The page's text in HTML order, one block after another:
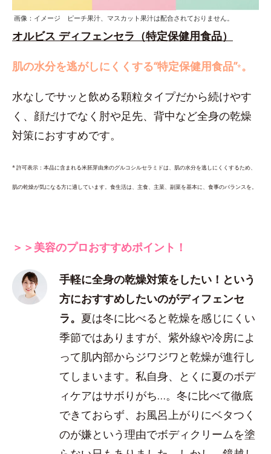
画像：イメージ ピーチ果汁、マスカット果汁は配合されておりません。
オルビス ディフェンセラ（特定保健用食品）
肌の水分を逃がしにくくする“特定保健用食品”*。
水なしでサッと飲める顆粒タイプだから続けやす
く、顔だけでなく肘や足先、背中など全身の乾燥
対策におすすめです。
* 許可表示：本品に含まれる米胚芽由来のグルコシルセラミドは、肌の水分を逃しにくくするため、
肌の乾燥が気になる方に適しています。食生活は、主食、主菜、副菜を基本に、食事のバランスを。
＞＞美容のプロおすすめポイント！
手軽に全身の乾燥対策をしたい！という
方におすすめしたいのがディフェンセ
ラ。 夏は冬に比べると乾燥を感じにくい
季節ではありますが、紫外線や冷房によ
って肌内部からジワジワと乾燥が進行し
てしまいます。私自身、とくに夏のボデ
ィケアはサボりがち…。冬に比べて徹底
できておらず、お風呂上がりにベタつく
のが嫌という理由でボディクリームを塗